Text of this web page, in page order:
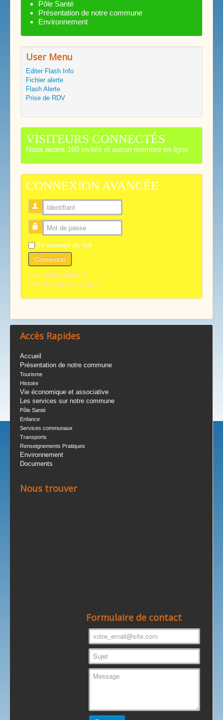
Pôle Santé
Présentation de notre commune
Environnement
User Menu
Editer Flash Info
Fichier alerte
Flash Alerte
Prise de RDV
VISITEURS CONNECTÉS
Nous avons 160 invités et aucun membre en ligne
CONNEXION AVANCÉE
Identifiant
Mot de passe
Se souvenir de moi
Connexion
Identifiant oublié ?
Mot de passe oublié ?
Accès Rapides
Accueil
Présentation de notre commune
Tourisme
Histoire
Vie économique et associative
Les services sur notre commune
Pôle Santé
Enfance
Services communaux
Transports
Renseignements Pratiques
Environnement
Documents
Nous trouver
Formulaire de contact